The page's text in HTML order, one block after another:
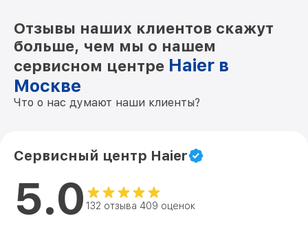
Отзывы наших клиентов скажут
больше, чем мы о нашем
сервисном центре Haier в
Москве
Что о нас думают наши клиенты?
Сервисный центр Haier
5.0 132 отзыва 409 оценок